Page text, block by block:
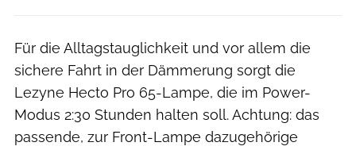
Für die Alltagstauglichkeit und vor allem die
sichere Fahrt in der Dämmerung sorgt die
Lezyne Hecto Pro 65-Lampe, die im Power-
Modus 2:30 Stunden halten soll. Achtung: das
passende, zur Front-Lampe dazugehörige